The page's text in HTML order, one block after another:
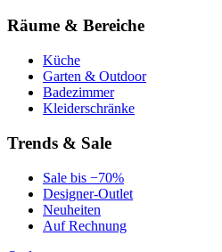
Räume & Bereiche
Küche
Garten & Outdoor
Badezimmer
Kleiderschränke
Trends & Sale
Sale bis −70%
Designer-Outlet
Neuheiten
Auf Rechnung